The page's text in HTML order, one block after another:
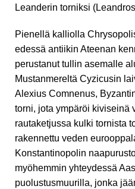
Leanderin torniksi
Pienellä kalliolla
edessä antiikin Ateenan
perustanut tullin asemalle
Mustanmereltä Cyzicusin
Alexius Comnenus,
torni, jota ympäröi kiviseinä
rautaketjussa kulki tornista
rakennettu veden
Konstantinopolin
myöhemmin yhteydessä
puolustusmuurilla, jonka